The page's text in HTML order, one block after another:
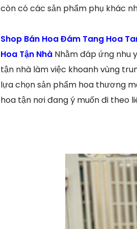
còn có các sản phẩm phụ khác
Shop Bán Hoa Đám Tang Hoa
Hoa Tận Nhà Nhằm đáp ứng nhu
tận nhà làm việc khoanh vùng
lựa chọn sản phẩm hoa thương
hoa tận nơi đang ý muốn đi theo